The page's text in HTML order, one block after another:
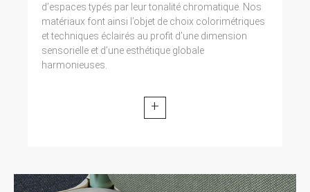
d’espaces typés par leur tonalité chromatique. Nos
matériaux font ainsi l’objet de choix colorimétriques
et techniques éclairés au profit d’une dimension
sensorielle et d’une esthétique globale
harmonieuses.
+